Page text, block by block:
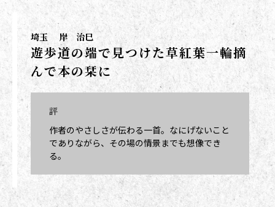
埼玉 岸 治巳
遊歩道の端で見つけた草紅葉一輪摘
んで本の栞に
評
作者のやさしさが伝わる一首。なにげないこと
でありながら、その場の情景までも想像でき
る。